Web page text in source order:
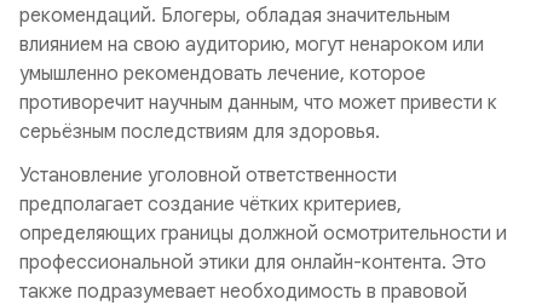
рекомендаций. Блогеры, обладая значительным
влиянием на свою аудиторию, могут ненароком или
умышленно рекомендовать лечение, которое
противоречит научным данным, что может привести к
серьёзным последствиям для здоровья.
Установление уголовной ответственности
предполагает создание чётких критериев,
определяющих границы должной осмотрительности и
профессиональной этики для онлайн-контента. Это
также подразумевает необходимость в правовой